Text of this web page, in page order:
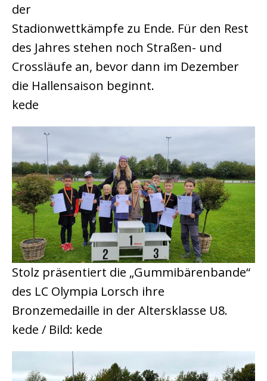
der
Stadionwettkämpfe zu Ende. Für den Rest
des Jahres stehen noch Straßen- und
Crossläufe an, bevor dann im Dezember
die Hallensaison beginnt.
kede
Stolz präsentiert die „Gummibärenbande“
des LC Olympia Lorsch ihre
Bronzemedaille in der Altersklasse U8.
kede / Bild: kede